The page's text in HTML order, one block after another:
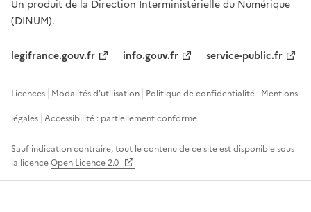
Un produit de la Direction Interministérielle du Numérique
(DINUM).
legifrance.gouv.fr info.gouv.fr service-public.fr
Licences Modalités d'utilisation Politique de confidentialité Mentions
légales Accessibilité : partiellement conforme
Sauf indication contraire, tout le contenu de ce site est disponible sous
la licenceOpen Licence 2.0